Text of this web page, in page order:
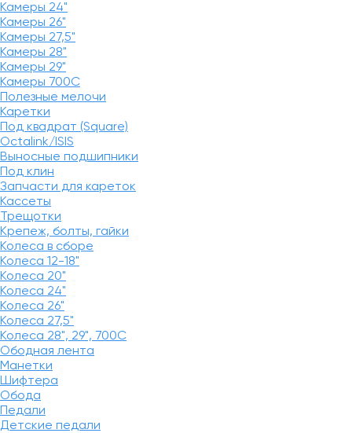
Камеры 24"
Камеры 26"
Камеры 27,5"
Камеры 28"
Камеры 29"
Камеры 700C
Полезные мелочи
Каретки
Под квадрат (Square)
Octalink/ISIS
Выносные подшипники
Под клин
Запчасти для кареток
Кассеты
Трещотки
Крепеж, болты, гайки
Колеса в сборе
Колеса 12-18"
Колеса 20"
Колеса 24"
Колеса 26"
Колеса 27,5"
Колеса 28", 29", 700С
Ободная лента
Манетки
Шифтера
Обода
Педали
Детские педали